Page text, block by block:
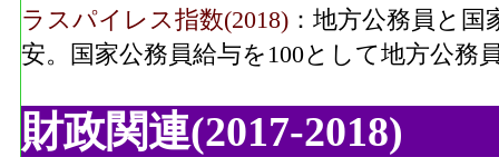
ラスパイレス指数(2018) ：地方公務員と
安。国家公務員給与を100として地方公務
財政関連(2017-2018)